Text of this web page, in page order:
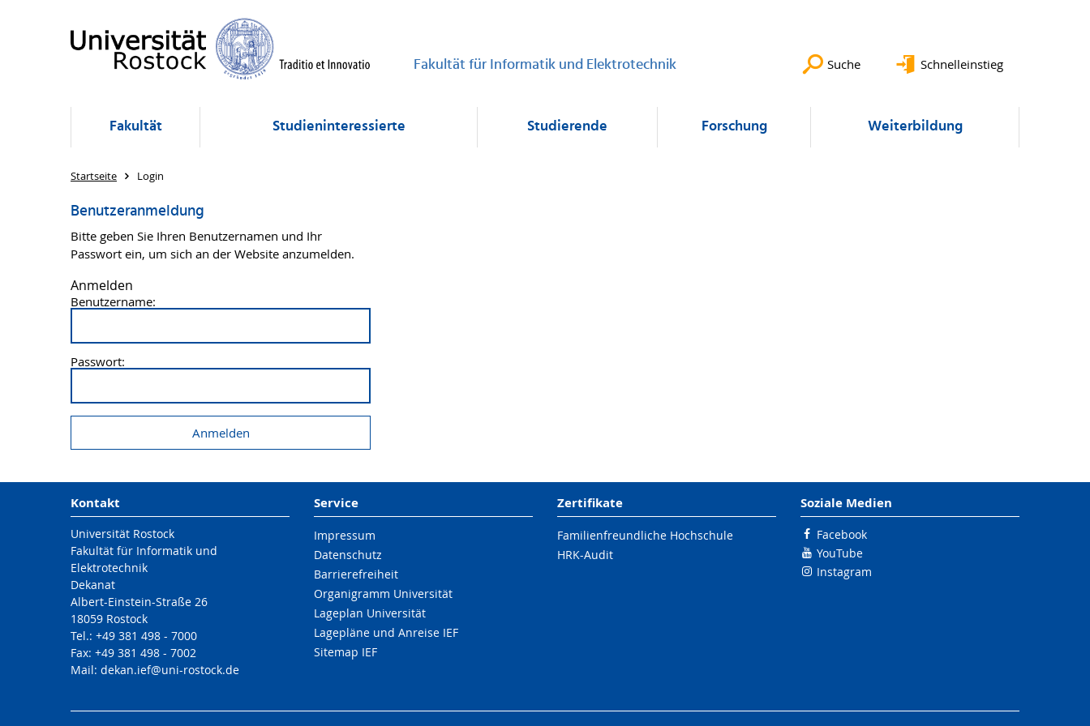
Fakultät für Informatik und Elektrotechnik Suche Schnelleinstieg
Fakultät Studieninteressierte Studierende Forschung Weiterbildung
Startseite Login
Benutzeranmeldung
Bitte geben Sie Ihren Benutzernamen und Ihr
Passwort ein, um sich an der Website anzumelden.
Anmelden
Benutzername:
Passwort:
Kontakt
Universität Rostock
Fakultät für Informatik und
Elektrotechnik
Dekanat
Albert-Einstein-Straße 26
18059 Rostock
Tel.: +49 381 498 - 7000
Fax: +49 381 498 - 7002
Mail: dekan.ief@uni-rostock.de
Service
Impressum
Datenschutz
Barrierefreiheit
Organigramm Universität
Lageplan Universität
Lagepläne und Anreise IEF
Sitemap IEF
Zertifikate
Familienfreundliche Hochschule
HRK-Audit
Soziale Medien
Facebook
YouTube
Instagram